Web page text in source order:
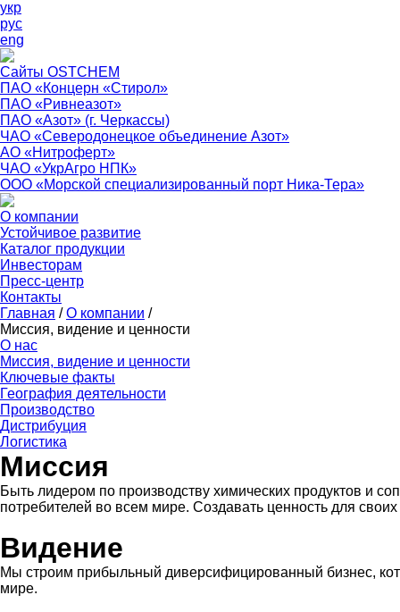
укр
рус
eng
Сайты OSTCHEM
ПАО «Концерн «Стирол»
ПАО «Ривнеазот»
ПАО «Азот» (г. Черкассы)
ЧАО «Северодонецкое объединение Азот»
АО «Нитроферт»
ЧАО «УкрАгро НПК»
ООО «Морской специализированный порт Ника-Тера»
О компании
Устойчивое развитие
Каталог продукции
Инвесторам
Пресс-центр
Контакты
Главная / О компании /
Миссия, видение и ценности
О нас
Миссия, видение и ценности
Ключевые факты
География деятельности
Производство
Дистрибуция
Логистика
Миссия
Быть лидером по производству химических продуктов и
потребителей во всем мире. Создавать ценность для
Видение
Мы строим прибыльный диверсифицированный бизнес,
мире.